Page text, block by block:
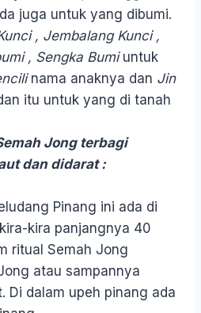
juga untuk yang dibumi.
, Jembalang Kunci ,
, Sengka Bumiuntuk
nama anaknya dan Jin
itu untuk yang di tanah
Jong terbagi
dan didarat :
Pinang ini ada di
kira panjangnya 40
ritual Semah Jong
atau sampannya
Di dalam upeh pinang ada